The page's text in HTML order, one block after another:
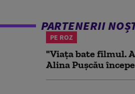
PARTENERII
PE ROZ
"Viața bate filmul.
Alina Pușcău